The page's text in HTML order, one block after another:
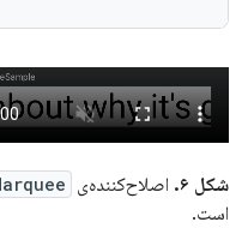
شکل ۶. اصلاح‌کننده‌ی
است.